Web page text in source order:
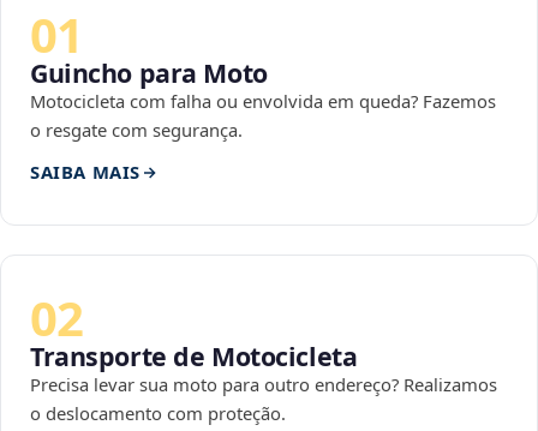
01
Guincho para Moto
Motocicleta com falha ou envolvida em queda? Fazemos
o resgate com segurança.
SAIBA MAIS
02
Transporte de Motocicleta
Precisa levar sua moto para outro endereço? Realizamos
o deslocamento com proteção.